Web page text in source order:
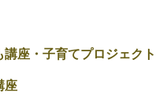
講座・子育てプロジェクト
座